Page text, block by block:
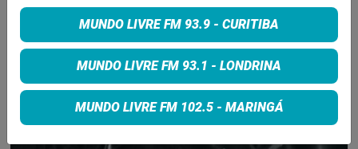
INSCREVA-SE
MUNDO LIVRE FM 93.9 - CURITIBA
MUNDO LIVRE FM 93.1 - LONDRINA
MUNDO LIVRE FM 102.5 - MARINGÁ